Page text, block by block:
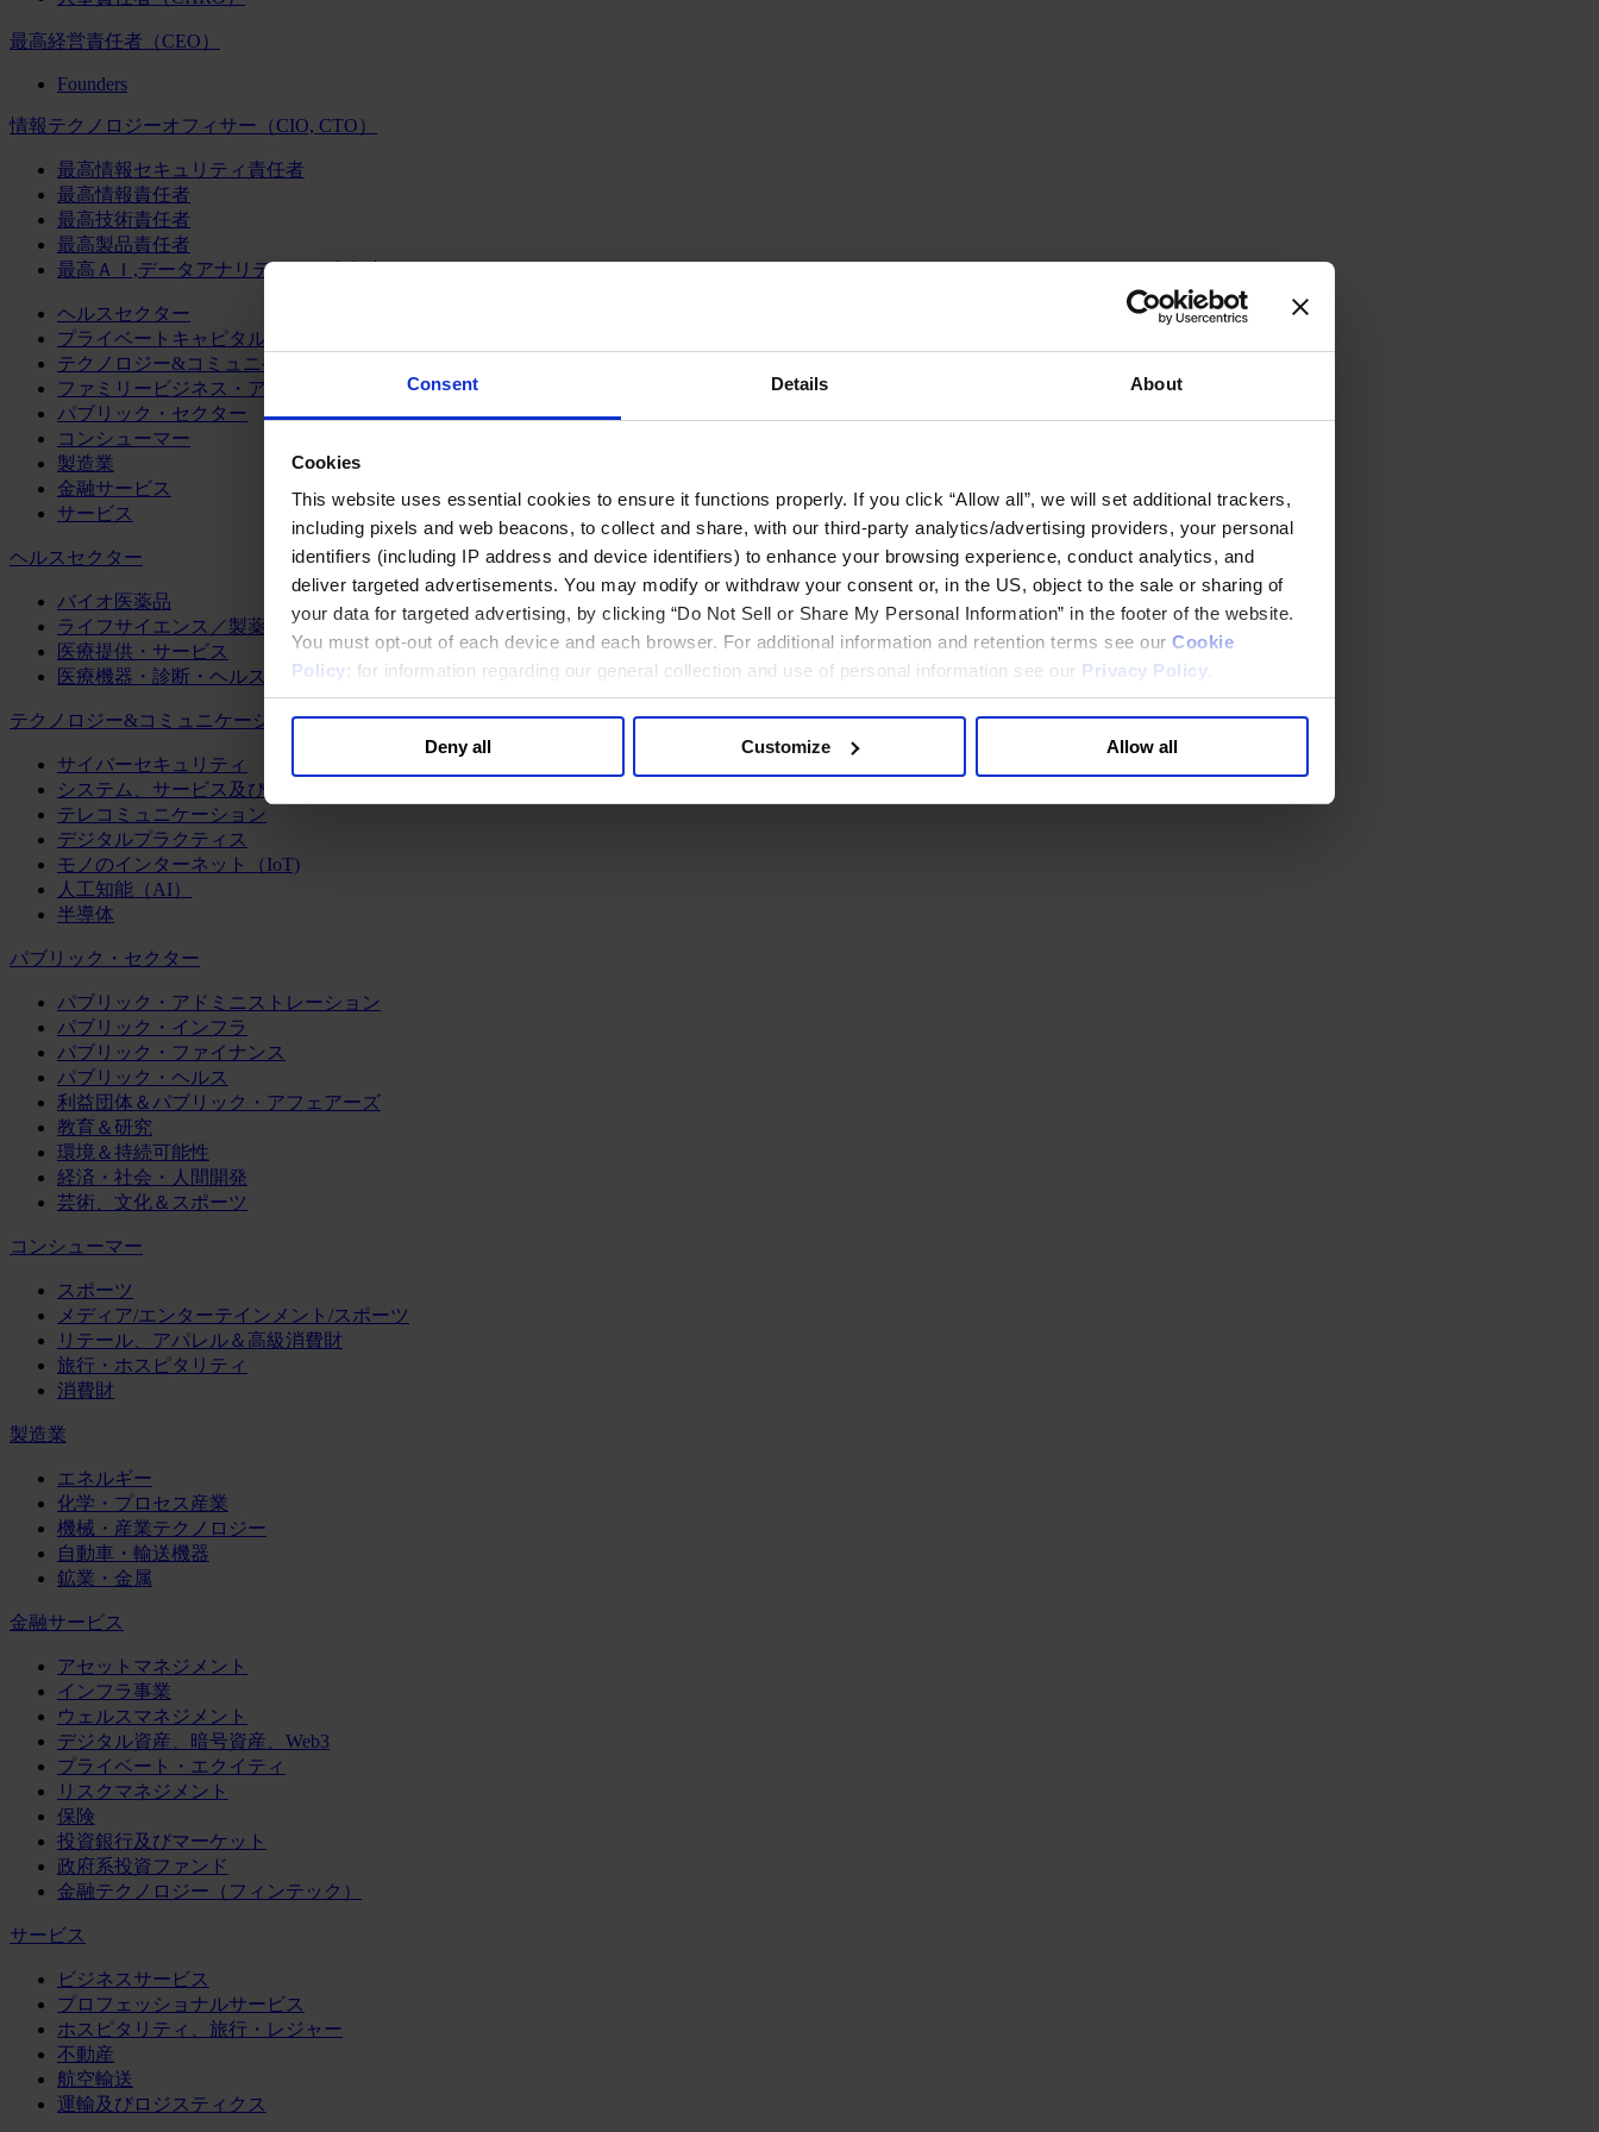
Consent Details About
Cookies
This website uses essential cookies to ensure it functions properly. If you click “Allow all”, we will set additional trackers,
including pixels and web beacons, to collect and share, with our third-party analytics/advertising providers, your personal
identifiers (including IP address and device identifiers) to enhance your browsing experience, conduct analytics, and
deliver targeted advertisements. You may modify or withdraw your consent or, in the US, object to the sale or sharing of
your data for targeted advertising, by clicking “Do Not Sell or Share My Personal Information” in the footer of the website.
You must opt-out of each device and each browser. For additional information and retention terms see our Cookie
Policy; for information regarding our general collection and use of personal information see our Privacy Policy
Deny all Customize Allow all
最高経営責任者（CEO）
Founders
情報テクノロジーオフィサー（CIO, CTO）
最高情報セキュリティ責任者
最高情報責任者
最高技術責任者
最高製品責任者
最高ＡＩ,データアナリティクス責任者
ヘルスセクター
プライベートキャピタル
テクノロジー&コミュニケーション
ファミリービジネス・アドバイザリー
パブリック・セクター
コンシューマー
製造業
金融サービス
サービス
ヘルスセクター
バイオ医薬品
ライフサイエンス／製薬
医療提供・サービス
医療機器・診断・ヘルスケアテクノロジー
テクノロジー&コミュニケーション
サイバーセキュリティ
システム、サービス及びソフトウェア
テレコミュニケーション
デジタルプラクティス
モノのインターネット（IoT)
人工知能（AI）
半導体
パブリック・セクター
パブリック・アドミニストレーション
パブリック・インフラ
パブリック・ファイナンス
パブリック・ヘルス
利益団体＆パブリック・アフェアーズ
教育＆研究
環境＆持続可能性
経済・社会・人間開発
芸術、文化＆スポーツ
コンシューマー
スポーツ
メディア/エンターテインメント/スポーツ
リテール、アパレル＆高級消費財
旅行・ホスピタリティ
消費財
製造業
エネルギー
化学・プロセス産業
機械・産業テクノロジー
自動車・輸送機器
鉱業・金属
金融サービス
アセットマネジメント
インフラ事業
ウェルスマネジメント
デジタル資産、暗号資産、Web3
プライベート・エクイティ
リスクマネジメント
保険
投資銀行及びマーケット
政府系投資ファンド
金融テクノロジー（フィンテック）
サービス
ビジネスサービス
プロフェッショナルサービス
ホスピタリティ、旅行・レジャー
不動産
航空輸送
運輸及びロジスティクス